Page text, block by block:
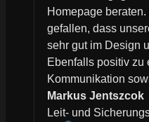
Homepage
gefallen, dass
sehr gut im Design
Ebenfalls positiv zu
Kommunikation
Markus Jentszcok
Leit- und